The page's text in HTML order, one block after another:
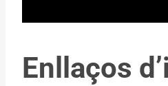
Enllaços